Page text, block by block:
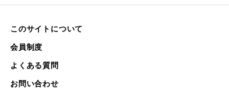
このサイトについて
会員制度
よくある質問
お問い合わせ